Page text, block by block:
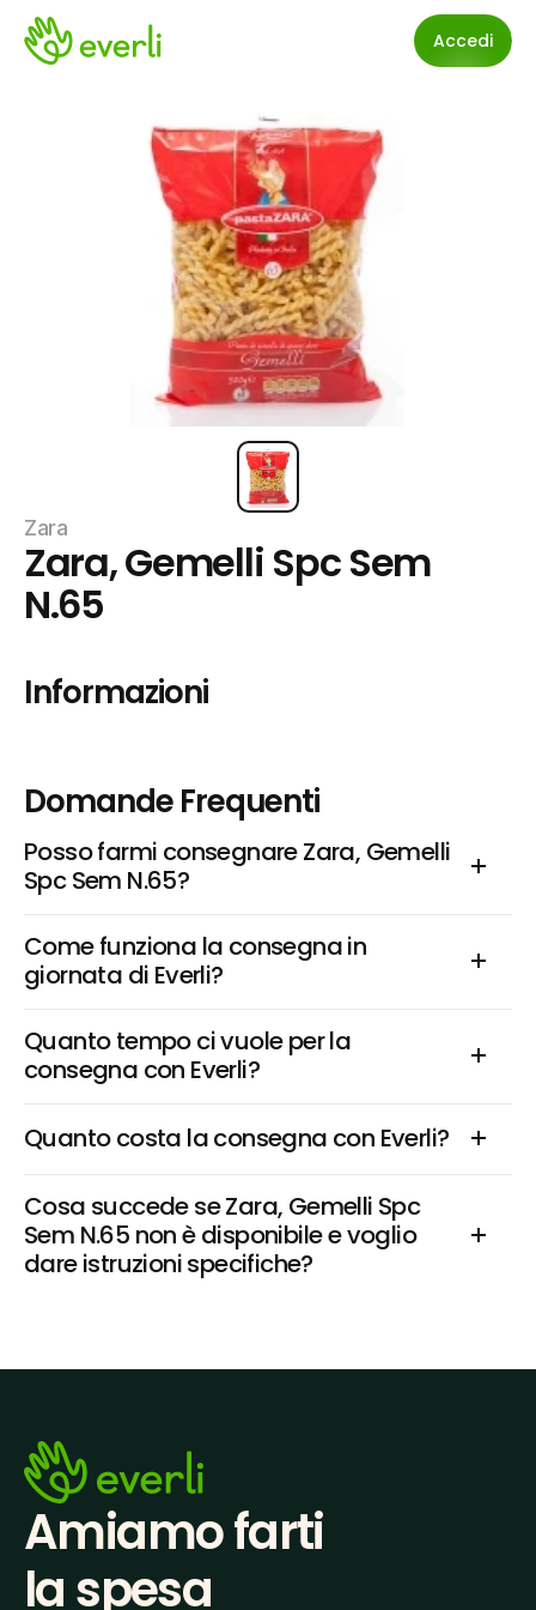
Accedi
Zara
Zara, Gemelli Spc Sem
N.65
Informazioni
Domande Frequenti
Posso farmi consegnare Zara, Gemelli
Spc Sem N.65?
Come funziona la consegna in
giornata di Everli?
Quanto tempo ci vuole per la
consegna con Everli?
Quanto costa la consegna con Everli?
Cosa succede se Zara, Gemelli Spc
Sem N.65 non è disponibile e voglio
dare istruzioni specifiche?
Amiamo farti
la spesa